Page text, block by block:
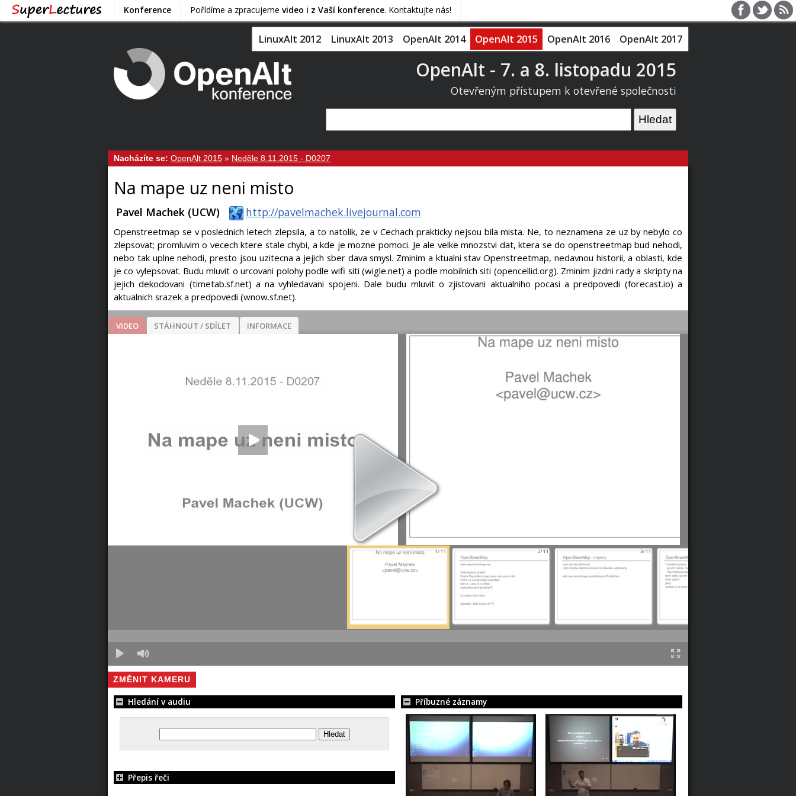
Konference Pořídíme a zpracujeme video i z Vaší konference. Kontaktujte nás!
LinuxAlt 2012 LinuxAlt 2013 OpenAlt 2014 OpenAlt 2015 OpenAlt 2016 OpenAlt 2017
OpenAlt - 7. a 8. listopadu 2015
Otevřeným přístupem k otevřené společnosti
Nacházíte se: OpenAlt 2015 » Neděle 8.11.2015 - D0207
Na mape uz neni misto
Pavel Machek (UCW) http://pavelmachek.livejournal.com
Openstreetmap se v poslednich letech zlepsila, a to natolik, ze v Cechach prakticky nejsou bila mista. Ne, to neznamena ze uz by nebylo co
zlepsovat; promluvim o vecech ktere stale chybi, a kde je mozne pomoci. Je ale velke mnozstvi dat, ktera se do openstreetmap bud nehodi,
nebo tak uplne nehodi, presto jsou uzitecna a jejich sber dava smysl. Zminim a ktualni stav Openstreetmap, nedavnou historii, a oblasti, kde
je co vylepsovat. Budu mluvit o urcovani polohy podle wifi siti (wigle.net) a podle mobilnich siti (opencellid.org). Zminim jizdni rady a skripty na
jejich dekodovani (timetab.sf.net) a na vyhledavani spojeni. Dale budu mluvit o zjistovani aktualniho pocasi a predpovedi (forecast.io) a
aktualnich srazek a predpovedi (wnow.sf.net).
VIDEO STÁHNOUT / SDÍLET INFORMACE
1/11 2/11 3/11
ZMĚNIT KAMERU
Hledání v audiu
Přepis řeči
Příbuzné záznamy